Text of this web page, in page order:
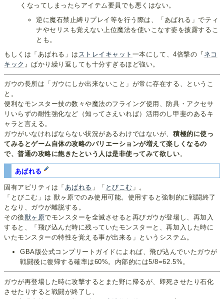
くなってしまったらアイテム要員でも悪くはない。
逆に魔石禁止縛りプレイ等を行う際は、「あばれる」でティ
ナやセリスも覚えない上位魔法を使いこなす姿を披露するこ
とも。
もしくは「あばれる」は ストレイキャット 一本にして、4倍撃の『 ネコ
キック 』ばかり繰り返しても十分すぎるほど強い。
ガウの長所は「ガウにしか出来ないこと」が常に存在する、というこ
と。
便利なモンスター技の数々や魔法のフライング使用、防具・アクセサ
リいらずの耐性強化など（知ってさえいれば）活用のし甲斐のあるキ
ャラと言える。
ガウがいなければならない状況があるわけではないが、 積極的に使っ
てみるとゲーム自体の攻略のバリエーションが増えて楽しくなるの
で、普通の攻略に飽きたという人は是非使ってみて欲しい 。
あばれる
固有アビリティは「 あばれる 」「 とびこむ 」。
「とびこむ」は 獣ヶ原でのみ使用可能。使用すると強制的に戦闘終了
となり、ガウが離脱する。
その後獣ヶ原でモンスターを全滅させると再びガウが登場し、再加入
すると、「飛び込んだ時に残っていたモンスターと、再加入した時に
いたモンスターの特性を覚える事が出来る」というシステム。
GBA版公式コンプリートガイドによれば、飛び込んでいたガウが
戦闘後に復帰する確率は60%。内部的には5/8=62.5%。
ガウが再登場した時に攻撃するとまた野に帰るが、即死させたり石化
させたりすると戦闘が終了し、